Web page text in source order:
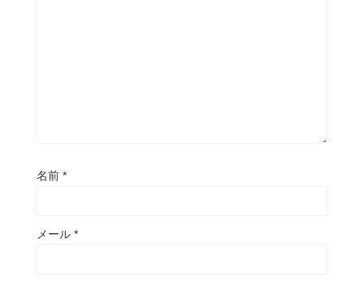
名前 *
メール *